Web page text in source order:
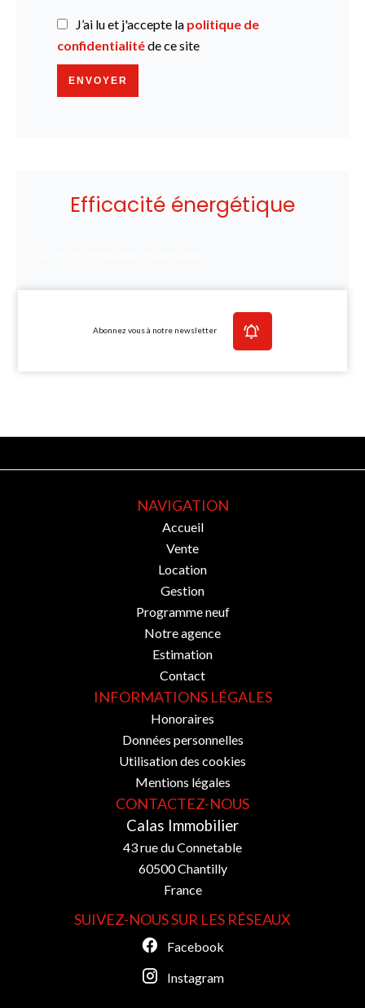
J’ai lu et j'accepte la politique de
confidentialitéde ce site
ENVOYER
Efficacité énergétique
Abonnez vous à notre newsletter
NAVIGATION
Accueil
Vente
Location
Gestion
Programme neuf
Notre agence
Estimation
Contact
INFORMATIONS LÉGALES
Honoraires
Données personnelles
Utilisation des cookies
Mentions légales
CONTACTEZ-NOUS
Calas Immobilier
43 rue du Connetable
60500Chantilly
France
SUIVEZ-NOUS SUR LES RÉSEAUX
Facebook
Instagram